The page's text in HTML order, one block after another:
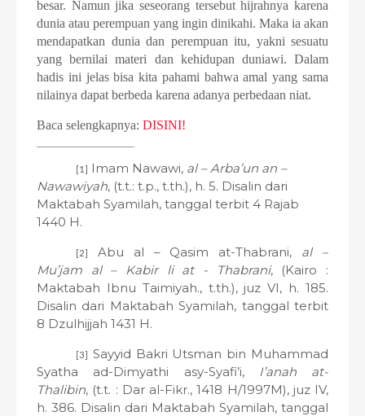
besar. Namun jika seseorang tersebut hijrahnya karena
dunia atau perempuan yang ingin dinikahi. Maka ia akan
mendapatkan dunia dan perempuan itu, yakni sesuatu
yang bernilai materi dan kehidupan duniawi. Dalam
hadis ini jelas bisa kita pahami bahwa amal yang sama
nilainya dapat berbeda karena adanya perbedaan niat.
Baca selengkapnya: DISINI!
[1] Imam Nawawi, al – Arba’un an –
Nawawiyah, (t.t.: t.p., t.th.), h. 5. Disalin dari
Maktabah Syamilah, tanggal terbit 4 Rajab
1440 H.
[2] Abu al – Qasim at-Thabrani, al –
Mu’jam al – Kabir li at - Thabrani, (Kairo :
Maktabah Ibnu Taimiyah., t.th.), juz VI, h. 185.
Disalin dari Maktabah Syamilah, tanggal terbit
8 Dzulhijjah 1431 H.
[3]
Sayyid Bakri Utsman bin Muhammad
Syatha ad-Dimyathi asy-Syafi’i, I’anah at-
Thalibin, (t.t. : Dar al-Fikr., 1418 H/1997M), juz IV,
h. 386. Disalin dari Maktabah Syamilah, tanggal